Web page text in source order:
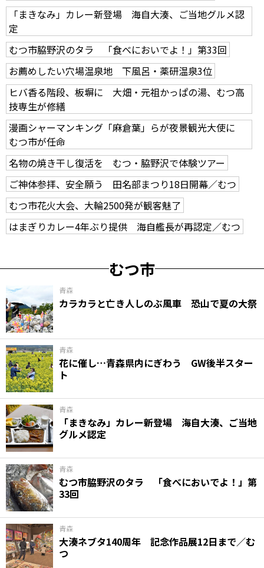
「まきなみ」カレー新登場 海自大湊、ご当地グルメ認
定
むつ市脇野沢のタラ 「食べにおいでよ！」第33回
お薦めしたい穴場温泉地 下風呂・薬研温泉3位
ヒバ香る階段、板塀に 大畑・元祖かっぱの湯、むつ高
技専生が修繕
漫画シャーマンキング「麻倉葉」らが夜景観光大使に
むつ市が任命
名物の焼き干し復活を むつ・脇野沢で体験ツアー
ご神体参拝、安全願う 田名部まつり18日開幕／むつ
むつ市花火大会、大輪2500発が観客魅了
はまぎりカレー4年ぶり提供 海自艦長が再認定／むつ
むつ市
青森
カラカラと亡き人しのぶ風車 恐山で夏の大祭
青森
花に催し…青森県内にぎわう GW後半スター
ト
青森
「まきなみ」カレー新登場 海自大湊、ご当地
グルメ認定
青森
むつ市脇野沢のタラ 「食べにおいでよ！」第
33回
青森
大湊ネブタ140周年 記念作品展12日まで／む
つ